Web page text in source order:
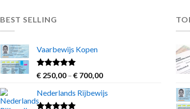
BEST SELLING
Vaarbewijs Kopen
Rated4.63
out of 5
€250,00 – €700,00Price
€ 250,00
Nederlands Rijbewijs